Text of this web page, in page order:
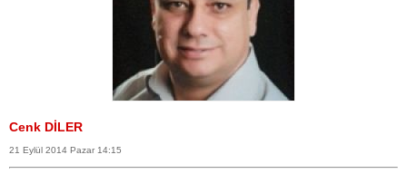
Cenk DİLER
21 Eylül 2014 Pazar 14:15